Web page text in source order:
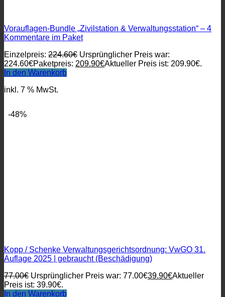
Vorauflagen-Bundle „Zivilstation & Verwaltungsstation“ – 4
Kommentare im Paket
Einzelpreis: 224.60€ Ursprünglicher Preis war:
224.60€Paketpreis: 209.90€Aktueller Preis ist: 209.90€.
In den Warenkorb
inkl. 7 % MwSt.
-48%
Kopp / Schenke Verwaltungsgerichtsordnung: VwGO 31.
Auflage 2025 | gebraucht (Beschädigung)
77.00€ Ursprünglicher Preis war: 77.00€39.90€Aktueller
Preis ist: 39.90€.
In den Warenkorb